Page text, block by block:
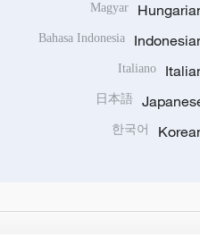
Magyar
Bahasa Indonesia
Italiano
日本語
한국어